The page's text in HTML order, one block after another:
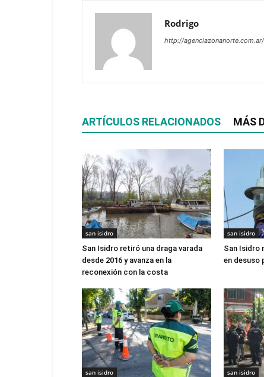
Rodrigo
http://agenciazonanorte.com.ar/
ARTÍCULOS RELACIONADOS MÁS
san isidro
San Isidro retiró una draga varada
desde 2016 y avanza en la
reconexión con la costa
san isidro
San Isidro
en desuso
san isidro san isidro